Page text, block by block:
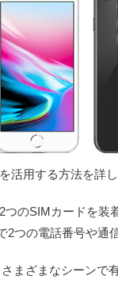
活用する方法を詳し
のSIMカードを装
2つの電話番号や通
まざまなシーンで